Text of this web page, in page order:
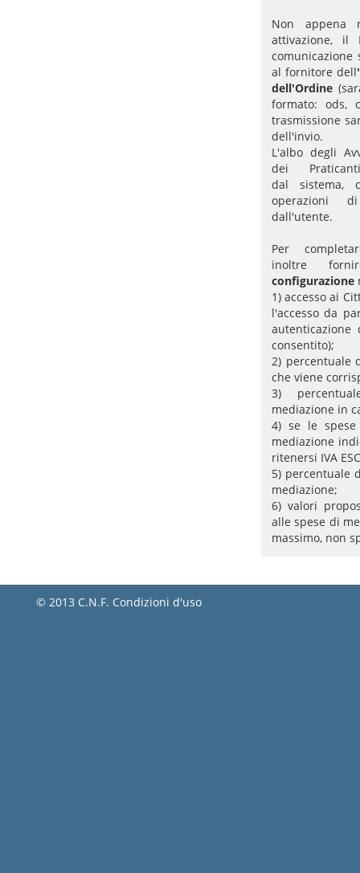
Non appena
attivazione, il
al fornitore dell'
dell'Ordine
formato: ods,
trasmissione
dell'invio.
L'albo degli
dei
dal sistema,
operazioni
dall'utente.
Per
inoltre
configurazione
1) accesso ai
l'accesso da
consentito);
2) percentuale
che viene
3)
mediazione in
4) se le
mediazione
ritenersi IVA
5) percentuale
mediazione;
6) valori
alle spese di
massimo, non
© 2013 C.N.F. Condizioni d'uso